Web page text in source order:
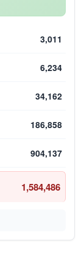
3,011
6,234
34,162
186,858
904,137
1,584,486